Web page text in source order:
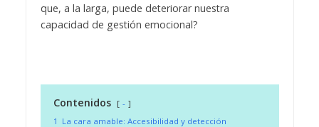
que, a la larga, puede deteriorar nuestra
capacidad de gestión emocional?
Contenidos
-
1 La cara amable: Accesibilidad y detección